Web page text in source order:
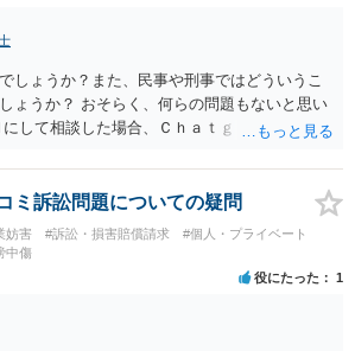
しょうか？また、民事や刑事ではどういうこ
ょうか？ おそらく、何らの問題もないと思い
して相談した場合、Ｃｈａｔｇｐｔがｏｐｅ
、個人名や会社名を特定していない限り、一
回答に織り込まれる可能性が生じるにすぎま
が、秘密情報に当たるとは思えませんし、名
社に対する誹謗中傷の不特定多数への公開に
。 もちろん、誰がその内容をｃｈａｔｇｐｔ
で（おそらく特定して書き込んだとして
民事の責任に問われることはないでしょう。
ミ訴訟問題についての疑問
妨害 #訴訟・損害賠償請求
#個人・プライベート
中傷
役にたった 1